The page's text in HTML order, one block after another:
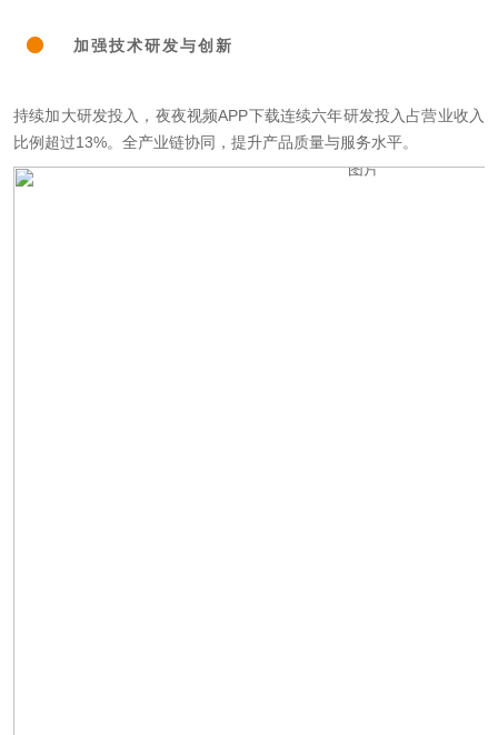
加强技术研发与创新
持续加大研发投入，夜夜视频APP下载连续六年研发投入占营业收入
比例超过13%。全产业链协同，提升产品质量与服务水平。